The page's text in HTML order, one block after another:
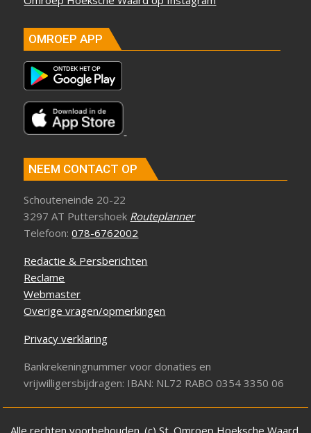
OMROEP APP
NEEM CONTACT OP
Schouteneinde 20-22
3297 AT Puttershoek Routeplanner
Telefoon:078-6762002
Redactie & Persberichten
Reclame
Webmaster
Overige vragen/opmerkingen
Privacy verklaring
Bankrekeningnummer voor donaties en
vrijwilligersbijdragen: IBAN: NL72 RABO 0354 3350 06
Alle rechten voorbehouden. (c) St. Omroep Hoeksche Waard.